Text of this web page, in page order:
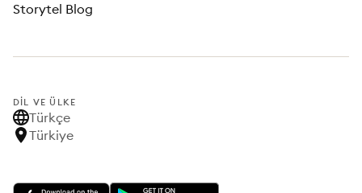
Storytel Blog
DIL VE ÜLKE
Türkçe
Türkiye